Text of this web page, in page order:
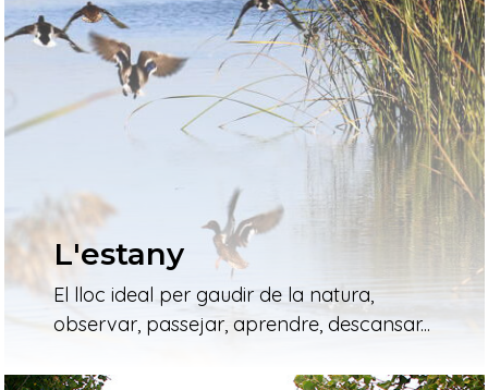
L'estany
El lloc ideal per gaudir de la natura,
observar, passejar, aprendre, descansar...